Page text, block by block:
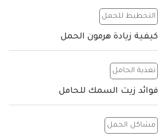
التخطيط للحمل
كيفية زيادة هرمون الحمل
تغذية الحامل
فوائد زيت السمك للحامل
مشاكل الحمل